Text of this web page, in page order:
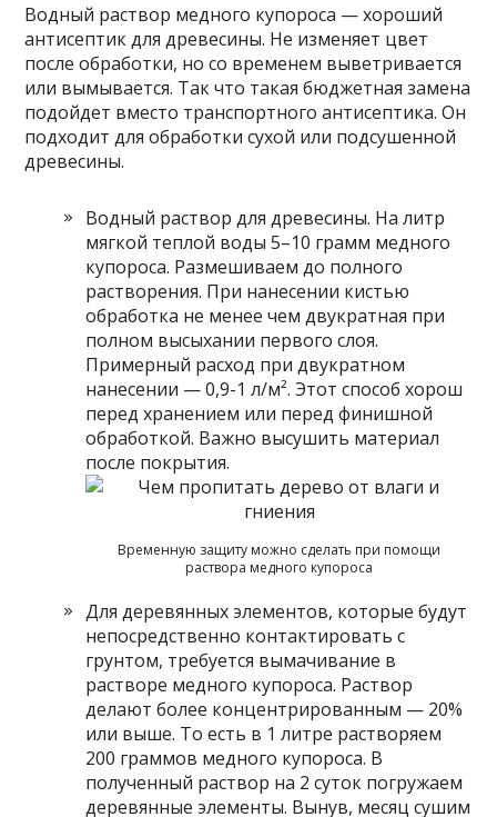
Водный раствор медного купороса — хороший
антисептик для древесины. Не изменяет цвет
после обработки, но со временем выветривается
или вымывается. Так что такая бюджетная замена
подойдет вместо транспортного антисептика. Он
подходит для обработки сухой или подсушенной
древесины.
Водный раствор для древесины. На литр
мягкой теплой воды 5–10 грамм медного
купороса. Размешиваем до полного
растворения. При нанесении кистью
обработка не менее чем двукратная при
полном высыхании первого слоя.
Примерный расход при двукратном
нанесении — 0,9-1 л/м². Этот способ хорош
перед хранением или перед финишной
обработкой. Важно высушить материал
после покрытия.
Временную защиту можно сделать при помощи
раствора медного купороса
Для деревянных элементов, которые будут
непосредственно контактировать с
грунтом, требуется вымачивание в
растворе медного купороса. Раствор
делают более концентрированным — 20%
или выше. То есть в 1 литре растворяем
200 граммов медного купороса. В
полученный раствор на 2 суток погружаем
деревянные элементы. Вынув, месяц сушим